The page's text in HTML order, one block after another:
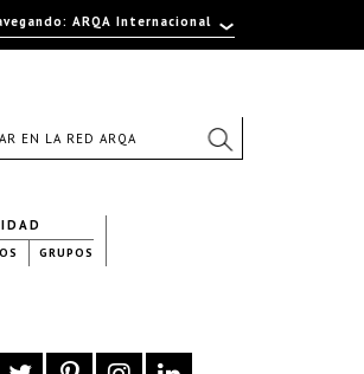
GRUPOS
ARQA Internacional